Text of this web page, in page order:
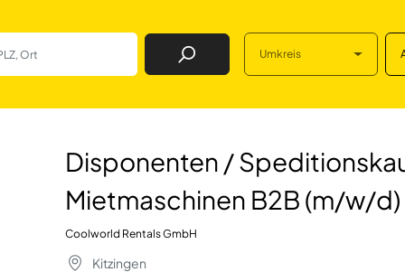
Job Finden Umkreis
Disponenten /
Mietmaschinen B2B (m/w/d)
Coolworld Rentals GmbH
Kitzingen